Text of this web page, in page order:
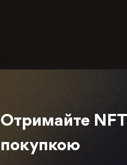
Отримайте NFT
покупкою